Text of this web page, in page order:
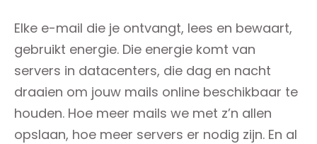
Elke e-mail die je ontvangt, lees en bewaart,
gebruikt energie. Die energie komt van
servers in datacenters, die dag en nacht
draaien om jouw mails online beschikbaar te
houden. Hoe meer mails we met z’n allen
opslaan, hoe meer servers er nodig zijn. En al